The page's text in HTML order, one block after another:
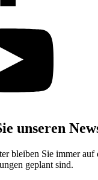
unseren
bleiben Sie immer auf
geplant sind.